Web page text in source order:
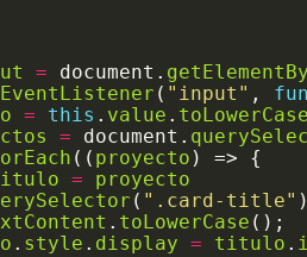
= document.
( "input" ,
= this . value .
= document.
(( proyecto
=
proyecto
( ".card-title"
. toLowerCase
. style . display = titulo .